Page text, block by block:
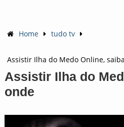
Home tudo tv
Assistir Ilha do Medo Online,
Assistir Ilha do
onde